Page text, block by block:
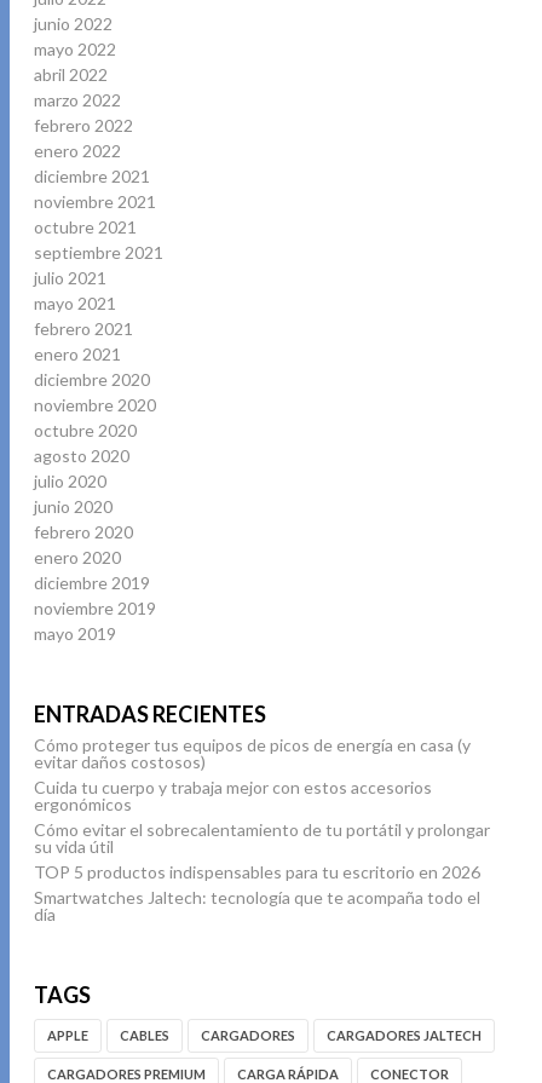
junio 2022
mayo 2022
abril 2022
marzo 2022
febrero 2022
enero 2022
diciembre 2021
noviembre 2021
octubre 2021
septiembre 2021
julio 2021
mayo 2021
febrero 2021
enero 2021
diciembre 2020
noviembre 2020
octubre 2020
agosto 2020
julio 2020
junio 2020
febrero 2020
enero 2020
diciembre 2019
noviembre 2019
mayo 2019
ENTRADAS RECIENTES
Cómo proteger tus equipos de picos de energía en casa (y
evitar daños costosos)
Cuida tu cuerpo y trabaja mejor con estos accesorios
ergonómicos
Cómo evitar el sobrecalentamiento de tu portátil y prolongar
su vida útil
TOP 5 productos indispensables para tu escritorio en 2026
Smartwatches Jaltech: tecnología que te acompaña todo el
día
TAGS
APPLE CABLES CARGADORES CARGADORES JALTECH
CARGADORES PREMIUM CARGA RÁPIDA CONECTOR